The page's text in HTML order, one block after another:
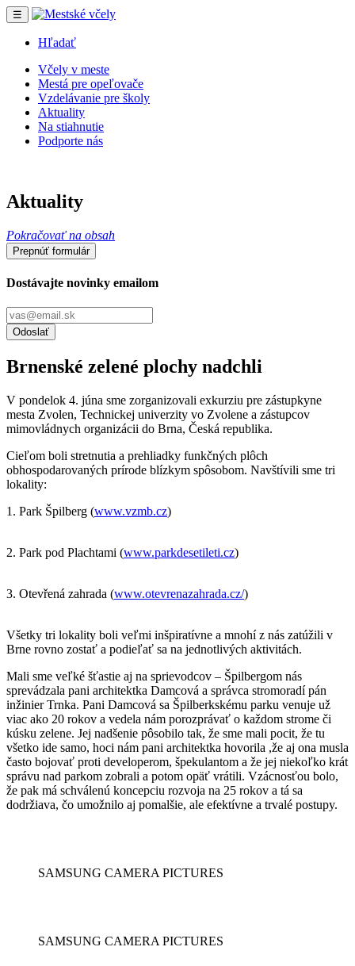
☰
Hľadať
Včely v meste
Mestá pre opeľovače
Vzdelávanie pre školy
Aktuality
Na stiahnutie
Podporte nás
Aktuality
Pokračovať na obsah
Prepnúť formulár
Dostávajte novinky emailom
Odoslať
Brnenské zelené plochy nadchli
V pondelok 4. júna sme zorganizovali exkurziu pre zástupkyne
mesta Zvolen, Technickej univerzity vo Zvolene a zástupcov
mimovládnych organizácii do Brna, Česká republika.
Cieľom boli stretnutia a prehliadky funkčných plôch
obhospodarovaných prírode blízkym spôsobom. Navštívili sme tri
lokality:
1. Park Špilberg (www.vzmb.cz)
2. Park pod Plachtami (www.parkdesetileti.cz)
3. Otevřená zahrada (www.otevrenazahrada.cz/)
Všetky tri lokality boli veľmi inšpiratívne a mnohí z nás zatúžili v
Brne rovno zostať a podieľať sa na jednotlivých aktivitách.
Mali sme veľké šťastie aj na sprievodcov – Špilbergom nás
sprevádzala pani architektka Damcová a správca stromoradí pán
inžinier Trnka. Pani Damcová sa Špilberkskému parku venuje už
viac ako 20 rokov a vedela nám porozprávať o každom strome či
kúsku zelene. Jej nadšenie pôsobilo tak, že sme mali pocit, že tu
všetko ide samo, hoci nám pani architektka hovorila ,že aj ona musla
často bojovať proti developerom, špekulantom a že jej niekoľko krát
správu nad parkom zobrali a potom opäť vrátili. Vzácnosťou bolo,
že pak má schválenú koncepciu rozvoja na 25 rokov a tá sa
dodržiava, čo umožnilo aj pomalšie, ale efektívne a trvalé postupy.
SAMSUNG CAMERA PICTURES
SAMSUNG CAMERA PICTURES